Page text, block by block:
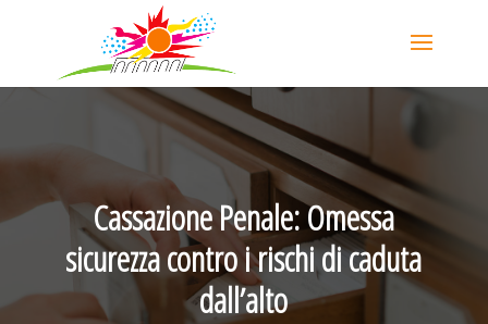
Cassazione Penale: Omessa
sicurezza contro i rischi di caduta
dall’alto